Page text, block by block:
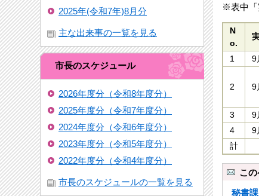
2025年(令和7年)8月分
主な出来事の一覧を見る
市長のスケジュール
2026年度分（令和8年度分）
2025年度分（令和7年度分）
2024年度分（令和6年度分）
2023年度分（令和5年度分）
2022年度分（令和4年度分）
市長のスケジュールの一覧を見る
※表中「
N
o.
1 9
2 9
3
9
4
9
計
こ
秘書課